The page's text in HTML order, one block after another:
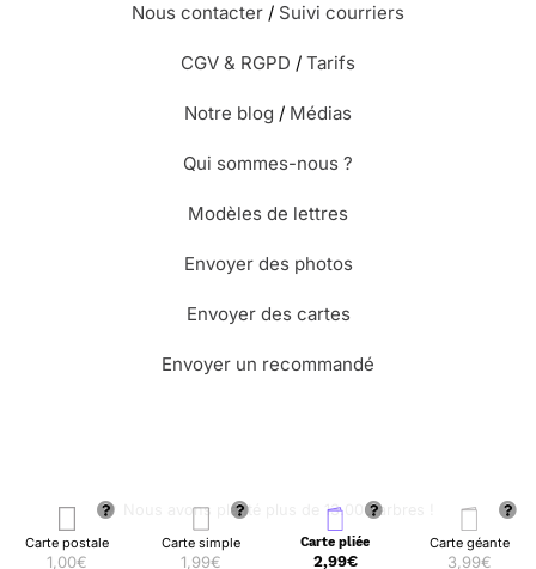
Carte postale
1,00€
Carte simple
1,99€
Carte pliée
2,99€
Carte géante
3,99€
Nous contacter / Suivi courriers
CGV & RGPD / Tarifs
Notre blog / Médias
Qui sommes-nous ?
Modèles de lettres
Envoyer des photos
Envoyer des cartes
Envoyer un recommandé
🌳 Nous avons planté plus de 13.000 arbres !